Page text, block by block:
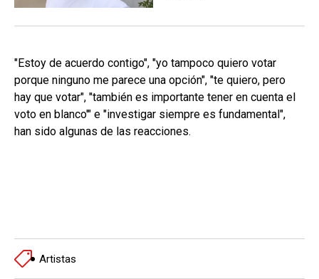
"Estoy de acuerdo contigo", "yo tampoco quiero votar
porque ninguno me parece una opción", "te quiero, pero
hay que votar", "también es importante tener en cuenta el
voto en blanco'" e "investigar siempre es fundamental",
han sido algunas de las reacciones.
Artistas